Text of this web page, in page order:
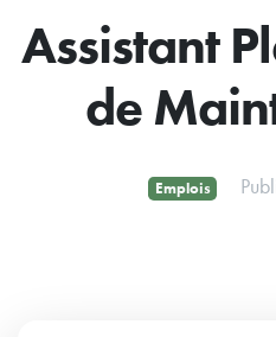
Assistant
de
Emplois